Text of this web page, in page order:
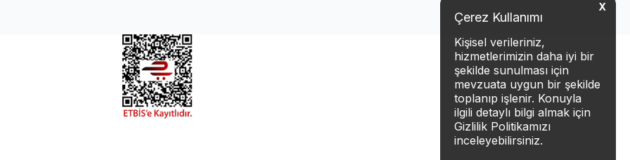
X
Çerez Kullanımı
Kişisel verileriniz,
hizmetlerimizin daha iyi bir
şekilde sunulması için
mevzuata uygun bir şekilde
toplanıp işlenir. Konuyla
ilgili detaylı bilgi almak için
Gizlilik Politikamızı
inceleyebilirsiniz.